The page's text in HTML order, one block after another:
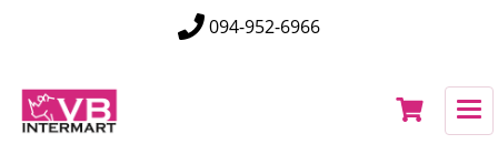
094-952-6966